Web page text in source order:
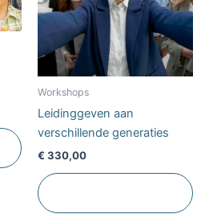
Workshops
Leidinggeven aan
verschillende generaties
€ 330,00